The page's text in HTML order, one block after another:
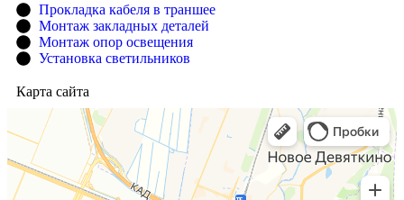
Прокладка кабеля в траншее
Монтаж закладных деталей
Монтаж опор освещения
Установка светильников
Карта сайта